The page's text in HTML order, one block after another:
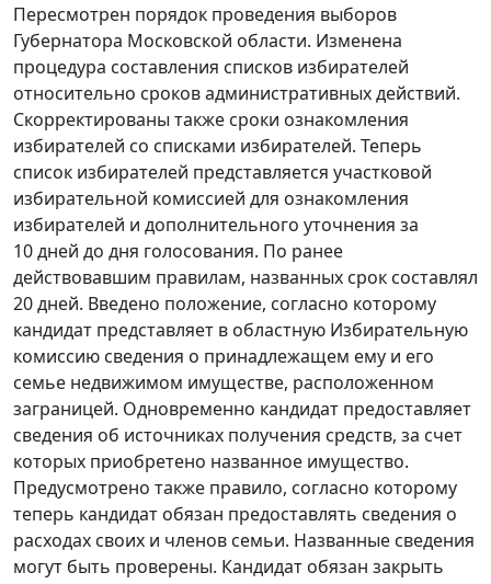
Пересмотрен порядок проведения выборов
Губернатора Московской области. Изменена
процедура составления списков избирателей
относительно сроков административных действий.
Скорректированы также сроки ознакомления
избирателей со списками избирателей. Теперь
список избирателей представляется участковой
избирательной комиссией для ознакомления
избирателей и дополнительного уточнения за
10 дней до дня голосования. По ранее
действовавшим правилам, названных срок составлял
20 дней. Введено положение, согласно которому
кандидат представляет в областную Избирательную
комиссию сведения о принадлежащем ему и его
семье недвижимом имуществе, расположенном
заграницей. Одновременно кандидат предоставляет
сведения об источниках получения средств, за счет
которых приобретено названное имущество.
Предусмотрено также правило, согласно которому
теперь кандидат обязан предоставлять сведения о
расходах своих и членов семьи. Названные сведения
могут быть проверены. Кандидат обязан закрыть